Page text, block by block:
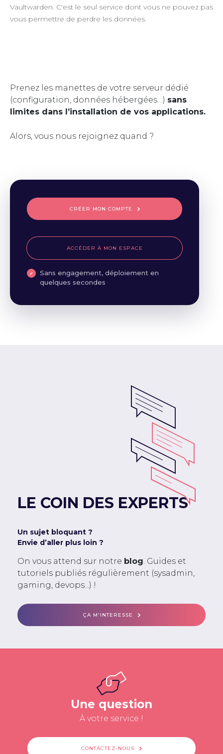
Vaultwarden. C'est le seul service dont vous ne pouvez pas
vous permettre de perdre les données.
Prenez les manettes de votre serveur dédié
(configuration, données hébergées…) sans
limites dans l’installation de vos applications.
Alors, vous nous rejoignez quand ?
CRÉER MON COMPTE
ACCÉDER À MON ESPACE
Sans engagement, déploiement en
quelques secondes
LE COIN DES EXPERTS
Un sujet bloquant ?
Envie d’aller plus loin ?
On vous attend sur notre blog. Guides et
tutoriels publiés régulièrement (sysadmin,
gaming, devops...) !
ÇA M'INTERESSE
Une question
À votre service !
CONTACTEZ-NOUS